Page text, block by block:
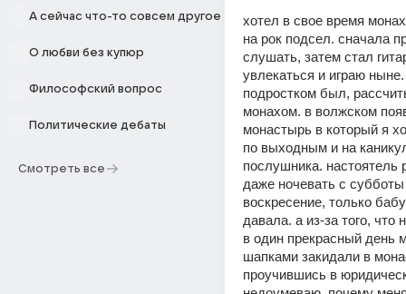
А сейчас что-то совсем другое
О любви без купюр
Философский вопрос
Политические дебаты
Смотреть все
хотел в свое время
на рок подсел. сначала
слушать, затем стал
увлекаться и играю ныне.
подростком был,
монахом. в волжском
монастырь в который я
по выходным и на
послушника. настоятель
даже ночевать с
воскресение, только
давала. а из-за того, что
в один прекрасный день
шапками закидали в
проучившись в